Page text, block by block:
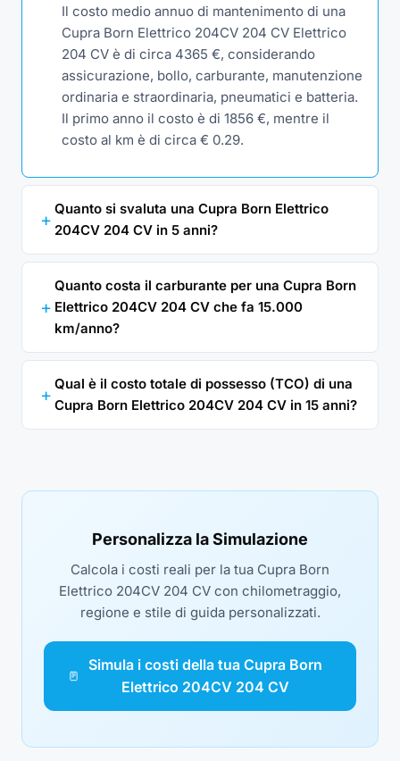
Il costo medio annuo di mantenimento di una
Cupra Born Elettrico 204CV 204 CV Elettrico
204 CV è di circa 4365 €, considerando
assicurazione, bollo, carburante, manutenzione
ordinaria e straordinaria, pneumatici e batteria.
Il primo anno il costo è di 1856 €, mentre il
costo al km è di circa € 0.29.
Quanto si svaluta una Cupra Born Elettrico
204CV 204 CV in 5 anni?
Quanto costa il carburante per una Cupra Born
Elettrico 204CV 204 CV che fa 15.000
km/anno?
Qual è il costo totale di possesso (TCO) di una
Cupra Born Elettrico 204CV 204 CV in 15 anni?
Personalizza la Simulazione
Calcola i costi reali per la tua Cupra Born
Elettrico 204CV 204 CV con chilometraggio,
regione e stile di guida personalizzati.
Simula i costi della tua Cupra Born
Elettrico 204CV 204 CV